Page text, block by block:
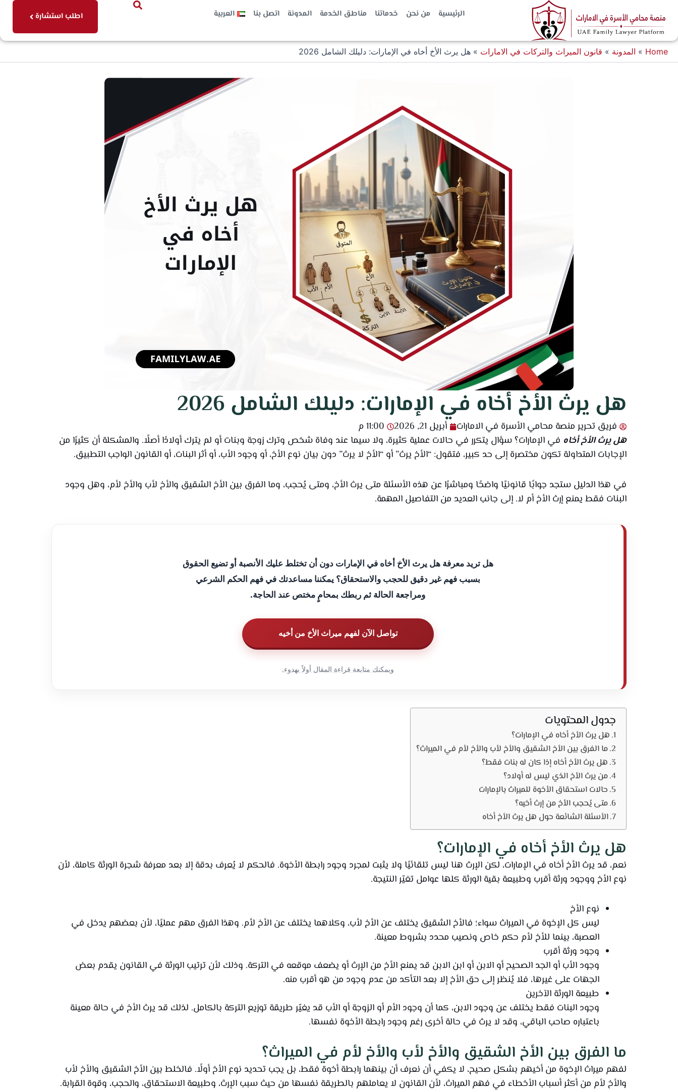
المحتوى
الرئيسية من نحن خدماتنا مناطق الخدمة المدونة اتصل بنا العربية اطلب استشارة
Home
» المدونة » قانون الميراث والتركات في الامارات » هل يرث الأخ أخاه في الإمارات: دليلك الشامل 2026
هل يرث الأخ أخاه في الإمارات: دليلك الشامل 2026
فريق تحرير منصة محامي الأسرة في الامارات أبريل 21, 2026
11:00 م
هل يرث الأخ أخاه في الإمارات؟ سؤال يتكرر في حالات عملية كثيرة، ولا سيما عند وفاة شخص وترك زوجة وبنات أو لم يترك أولادًا أصلًا. والمشكلة أن كثيرًا من
الإجابات المتداولة تكون مختصرة إلى حد كبير، فتقول: “الأخ يرث” أو “الأخ لا يرث” دون بيان نوع الأخ، أو وجود الأب، أو أثر البنات، أو القانون الواجب التطبيق.
في هذا الدليل ستجد جوابًا قانونيًا واضحًا ومباشرًا عن هذه الأسئلة متى يرث الأخ، ومتى يُحجب، وما الفرق بين الأخ الشقيق والأخ لأب والأخ لأم، وهل وجود
البنات فقط يمنع إرث الأخ أم لا. إلى جانب العديد من التفاصيل المهمة.
هل تريد معرفة هل يرث الأخ أخاه في الإمارات دون أن تختلط عليك الأنصبة أو تضيع الحقوق
بسبب فهم غير دقيق للحجب والاستحقاق؟ يمكننا مساعدتك في فهم الحكم الشرعي
ومراجعة الحالة ثم ربطك بمحامٍ مختص عند الحاجة.
تواصل الآن لفهم ميراث الأخ من أخيه
ويمكنك متابعة قراءة المقال أولاً بهدوء.
جدول المحتويات
هل يرث الأخ أخاه في الإمارات؟
ما الفرق بين الأخ الشقيق والأخ لأب والأخ لأم في الميراث؟
هل يرث الأخ أخاه إذا كان له بنات فقط؟
من يرث الأخ الذي ليس له أولاد؟
حالات استحقاق الأخوة للميراث بالإمارات
متى يُحجب الأخ من إرث أخيه؟
الأسئلة الشائعة حول هل يرث الأخ أخاه
هل يرث الأخ أخاه في الإمارات؟
نعم، قد يرث الأخ أخاه في الإمارات، لكن الإرث هنا ليس تلقائيًا ولا يثبت لمجرد وجود رابطة الأخوة. فالحكم لا يُعرف بدقة إلا بعد معرفة شجرة الورثة كاملة، لأن
نوع الأخ ووجود ورثة أقرب وطبيعة بقية الورثة كلها عوامل تغيّر النتيجة.
نوع الأخ
ليس كل الإخوة في الميراث سواء؛ فالأخ الشقيق يختلف عن الأخ لأب، وكلاهما يختلف عن الأخ لأم. وهذا الفرق مهم عمليًا، لأن بعضهم يدخل في
العصبة، بينما للأخ لأم حكم خاص ونصيب محدد بشروط معينة.
وجود ورثة أقرب
وجود الأب أو الجد الصحيح أو الابن أو ابن الابن قد يمنع الأخ من الإرث أو يضعف موقعه في التركة. وذلك لأن ترتيب الورثة في القانون يقدم بعض
الجهات على غيرها، فلا يُنظر إلى حق الأخ إلا بعد التأكد من عدم وجود من هو أقرب منه.
طبيعة الورثة الآخرين
وجود البنات فقط يختلف عن وجود الابن، كما أن وجود الأم أو الزوجة أو الأب قد يغيّر طريقة توزيع التركة بالكامل. لذلك قد يرث الأخ في حالة معينة
باعتباره صاحب الباقي، وقد لا يرث في حالة أخرى رغم وجود رابطة الأخوة نفسها.
ما الفرق بين الأخ الشقيق والأخ لأب والأخ لأم في الميراث؟
لفهم ميراث الإخوة من أخيهم بشكل صحيح، لا يكفي أن نعرف أن بينهما رابطة أخوة فقط، بل يجب تحديد نوع الأخ أولًا. فالخلط بين الأخ الشقيق والأخ لأب
والأخ لأم من أكثر أسباب الأخطاء في فهم الميراث، لأن القانون لا يعاملهم بالطريقة نفسها من حيث سبب الإرث، وطبيعة الاستحقاق، والحجب، وقوة القرابة.